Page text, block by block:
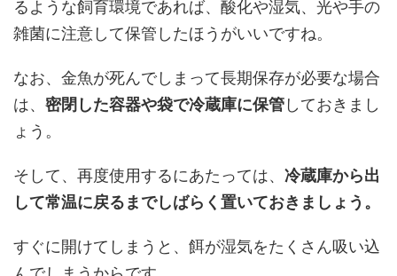
るような飼育環境であれば、酸化や湿気、光や手の
雑菌に注意して保管したほうがいいですね。
なお、金魚が死んでしまって長期保存が必要な場合
は、 密閉した容器や袋で冷蔵庫に保管しておきまし
ょう。
そして、再度使用するにあたっては、 冷蔵庫から出
して常温に戻るまでしばらく置いておきましょう。
すぐに開けてしまうと、餌が湿気をたくさん吸い込